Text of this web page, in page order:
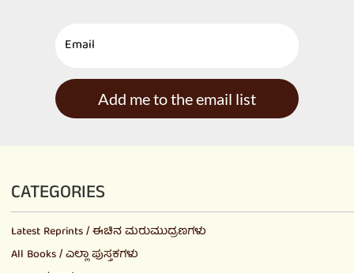
Add me to the email list
CATEGORIES
Latest Reprints / ಈಚಿನ ಮರುಮುದ್ರಣಗಳು
All Books / ಎಲ್ಲಾ ಪುಸ್ತಕಗಳು